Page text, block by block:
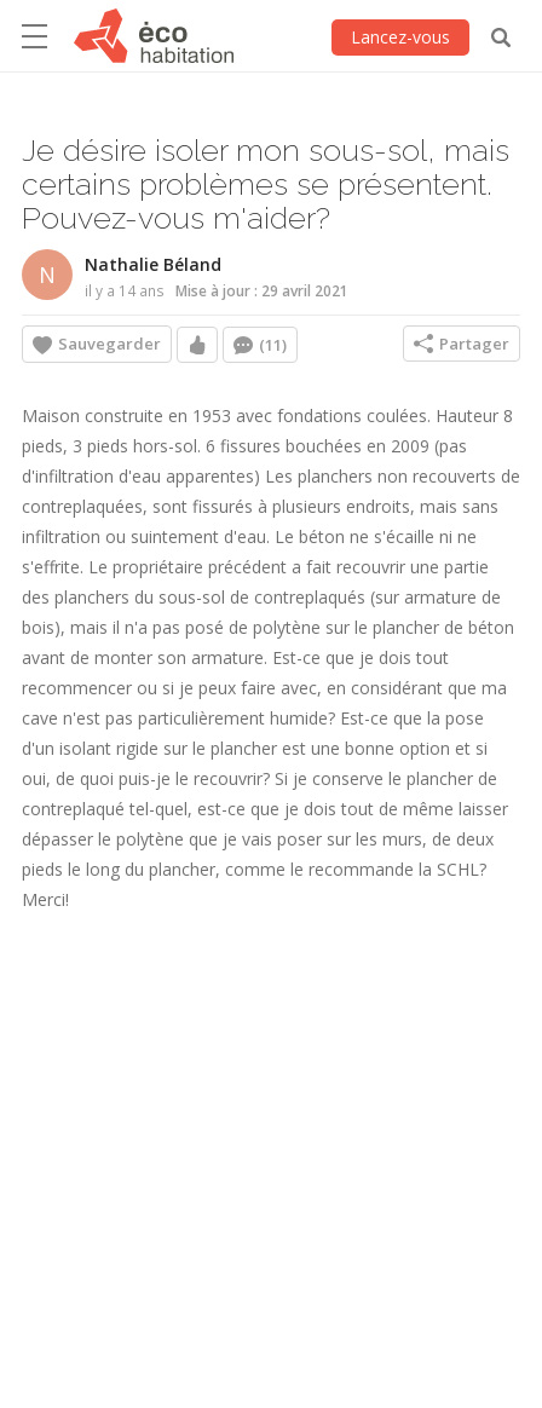
Lancez-vous
Je désire isoler mon sous-sol, mais
certains problèmes se présentent.
Pouvez-vous m'aider?
N Nathalie Béland
il y a 14 ans Mise à jour : 29 avril 2021
Sauvegarder (11) Partager
Maison construite en 1953 avec fondations coulées. Hauteur 8
pieds, 3 pieds hors-sol. 6 fissures bouchées en 2009 (pas
d'infiltration d'eau apparentes) Les planchers non recouverts de
contreplaquées, sont fissurés à plusieurs endroits, mais sans
infiltration ou suintement d'eau. Le béton ne s'écaille ni ne
s'effrite. Le propriétaire précédent a fait recouvrir une partie
des planchers du sous-sol de contreplaqués (sur armature de
bois), mais il n'a pas posé de polytène sur le plancher de béton
avant de monter son armature. Est-ce que je dois tout
recommencer ou si je peux faire avec, en considérant que ma
cave n'est pas particulièrement humide? Est-ce que la pose
d'un isolant rigide sur le plancher est une bonne option et si
oui, de quoi puis-je le recouvrir? Si je conserve le plancher de
contreplaqué tel-quel, est-ce que je dois tout de même laisser
dépasser le polytène que je vais poser sur les murs, de deux
pieds le long du plancher, comme le recommande la SCHL?
Merci!